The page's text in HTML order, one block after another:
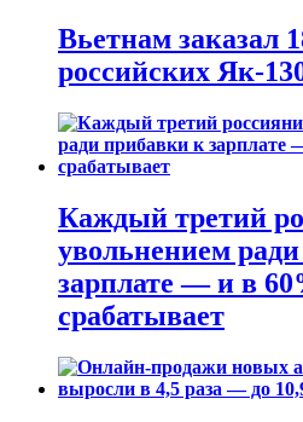
Вьетнам заказал
российских Як-
Каждый третий
увольнением
зарплате — и в
срабатывает